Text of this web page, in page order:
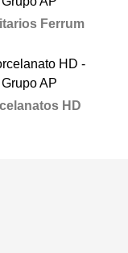
Ferrum
HD